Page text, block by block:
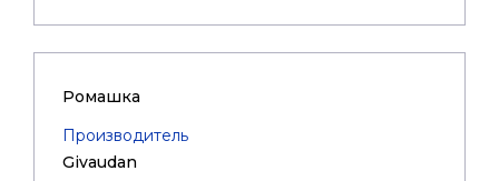
Ромашка
Производитель
Givaudan